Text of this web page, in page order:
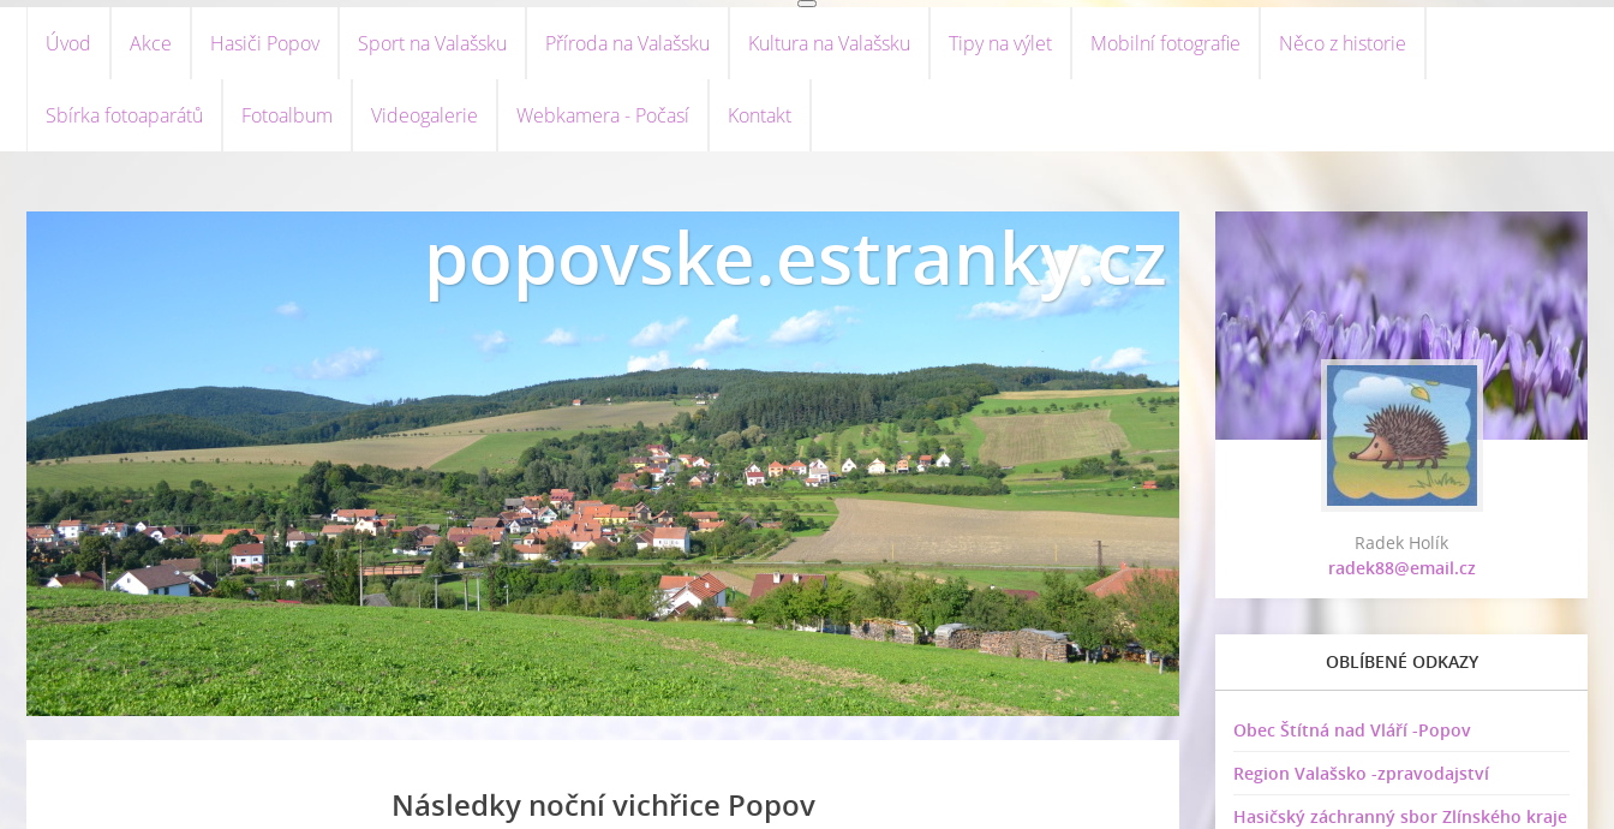
Úvod Akce Hasiči Popov Sport na Valašsku Příroda na Valašsku Kultura na Valašsku Tipy na výlet Mobilní fotografie Něco z historie
Sbírka fotoaparátů Fotoalbum Videogalerie Webkamera - Počasí Kontakt
popovske.estranky.cz
Následky noční vichřice Popov
Radek Holík
radek88@email.cz
OBLÍBENÉ ODKAZY
Obec Štítná nad Vláří -Popov
Region Valašsko -zpravodajství
Hasičský záchranný sbor Zlínského kraje